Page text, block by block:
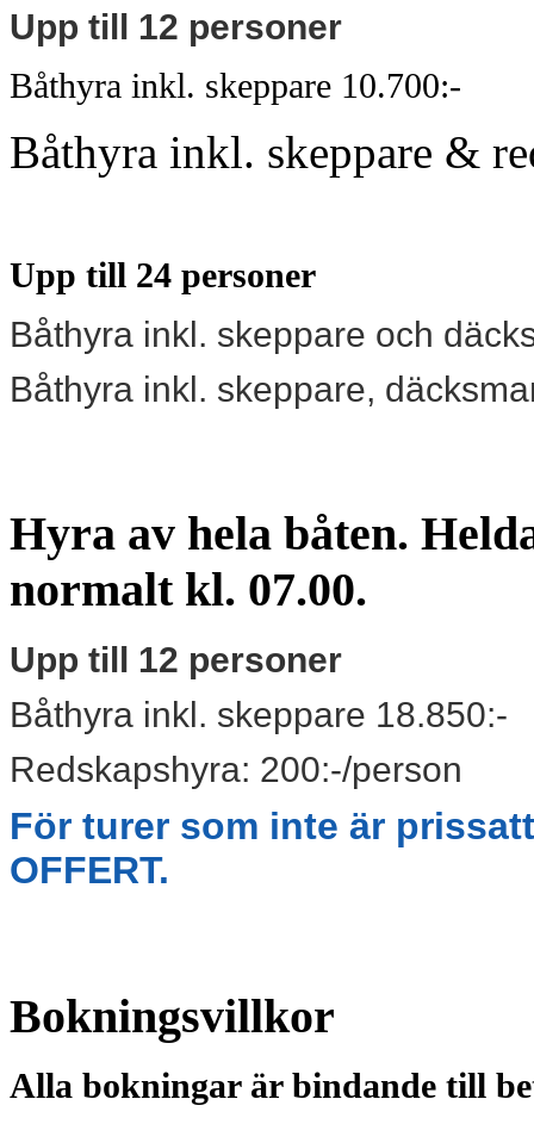
Upp till 12 personer
Båthyra inkl. skeppare 10.700:-
Båthyra inkl. skeppare &
Upp till 24 personer
Båthyra inkl. skeppare och
Båthyra inkl. skeppare,
Hyra av hela båten.
normalt kl. 07.00.
Upp till 12 personer
Båthyra inkl. skeppare 18.850:-
Redskapshyra: 200:-/person
För turer som inte är
OFFERT.
Bokningsvillkor
Alla bokningar är bindande till